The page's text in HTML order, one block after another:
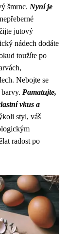
šmrnc. Nyní je
jutový
nádech dodáte
toužíte po
Nebojte se
Pamatujte,
vkus a
styl, váš
radost po